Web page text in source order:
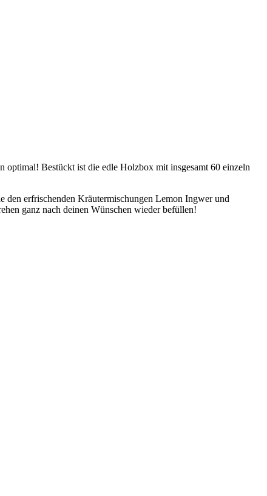
Bestückt ist die edle Holzbox mit insgesamt 60 einzeln
erfrischenden Kräutermischungen Lemon Ingwer und
ganz nach deinen Wünschen wieder befüllen!